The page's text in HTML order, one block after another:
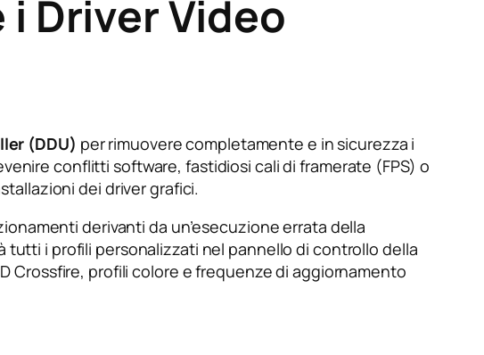
Driver Video
(DDU) per rimuovere completamente e in sicurezza i
conflitti software, fastidiosi cali di framerate (FPS) o
dei driver grafici.
derivanti da un’esecuzione errata della
tutti i profili personalizzati nel pannello di controllo della
Crossfire, profili colore e frequenze di aggiornamento